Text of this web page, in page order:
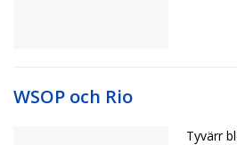
WSOP och Rio
Tyvärr